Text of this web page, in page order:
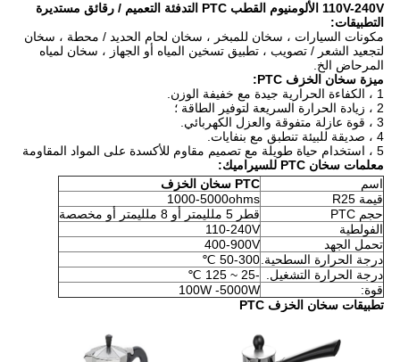
110V-240V الألومنيوم القطب PTC التدفئة التعميم / رقائق مستديرة
التطبيقات:
مكونات السيارات ، سخان للمبخر ، سخان لحام الحديد / محطة ، سخان
لتجعيد الشعر / تصويب ، تطبيق تسخين المياه أو الجهاز ، سخان لمياه
المرحاض الخ.
ميزة سخان الخزف PTC:
1 ، الكفاءة الحرارية جيدة مع خفيفة الوزن.
2 ، زيادة الحرارة السريعة لتوفير الطاقة ؛
3 ، قوة عازلة متفوقة والعزل الكهربائي.
4 ، صديقة للبيئة تنطبق مع بنفايات.
5 ، استخدام حياة طويلة مع تصميم مقاوم للأكسدة على المواد المقاومة
معلمات سخان PTC للسيراميك:
اسم
PTC سخان الخزف
قيمة R25
1000-5000ohms
حجم PTC
قطر 5 ملليمتر أو 8 ملليمتر أو مخصصة
الفولطية
110-240V
تحمل الجهد
400-900V
درجة الحرارة السطحية.50-300 ℃
درجة الحرارة التشغيل. -25 ~ 125 ℃
قوة:
100W -5000W
تطبيقات سخان الخزف PTC